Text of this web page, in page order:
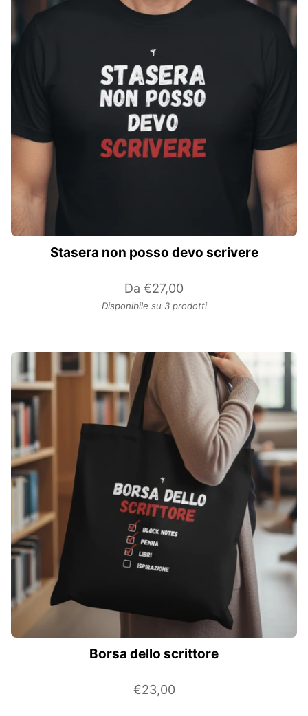
Stasera non posso devo scrivere
Da €27,00
Disponibile su 3 prodotti
Borsa dello scrittore
€23,00